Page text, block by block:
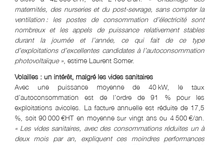
maternités, des nurseries et du post-sevrage, sans compter la
ventilation : les postes de consommation d’électricité sont
nombreux et les appels de puissance relativement stables
durant la journée et l’année, ce qui fait de ce type
d’exploitations d’excellentes candidates à l’autoconsommation
photovoltaïque » , estime Laurent Somer.
Volailles : un intérêt, malgré les vides sanitaires
Avec une puissance moyenne de 40 kW, le taux
d’autoconsommation est de l’ordre de 91 % pour les
exploitations avicoles. La facture annuelle est réduite de 17,5
%, soit 90 000 €HT en moyenne sur vingt ans ou 4 500 €/an.
« Les vides sanitaires, avec des consommations réduites un à
deux mois par an, expliquent ces moindres performances